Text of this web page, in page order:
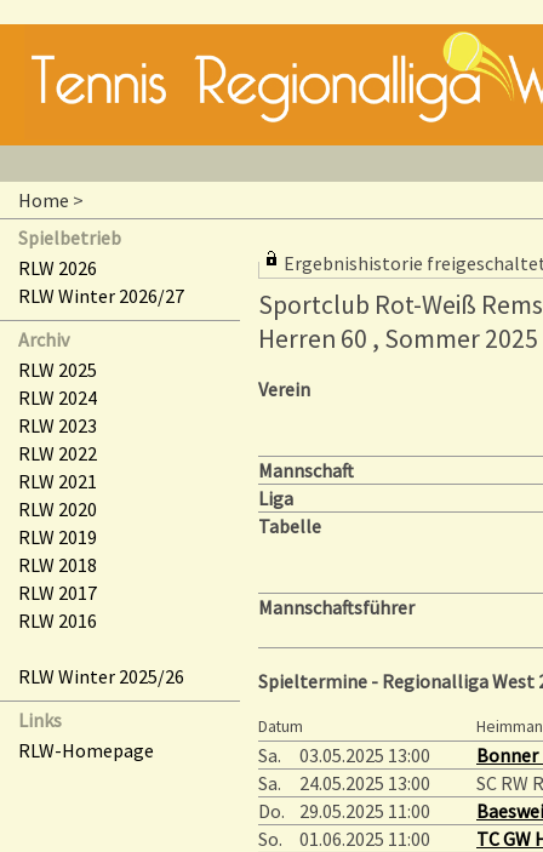
Home >
Spielbetrieb
RLW 2026
RLW Winter 2026/27
Archiv
RLW 2025
RLW 2024
RLW 2023
RLW 2022
RLW 2021
RLW 2020
RLW 2019
RLW 2018
RLW 2017
RLW 2016
RLW Winter 2025/26
Links
RLW-Homepage
Ergebnishistorie
Sportclub Rot-Weiß
Herren 60 , Sommer 2025
Verein
Mannschaft
Liga
Tabelle
Mannschaftsführer
Spieltermine - Regionalliga West
Datum
Sa. 03.05.2025 13:00
Bonner
Sa.
24.05.2025 13:00
SC RW
Do.
29.05.2025 11:00
So.
01.06.2025 11:00
TC GW